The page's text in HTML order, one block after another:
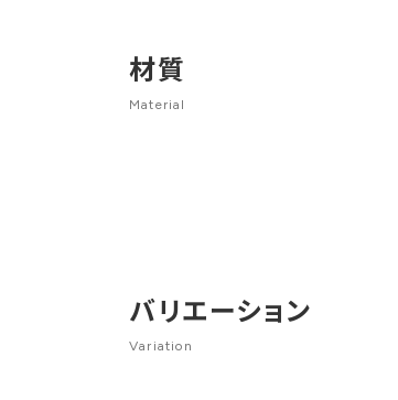
材質
Material
バリエーション
Variation